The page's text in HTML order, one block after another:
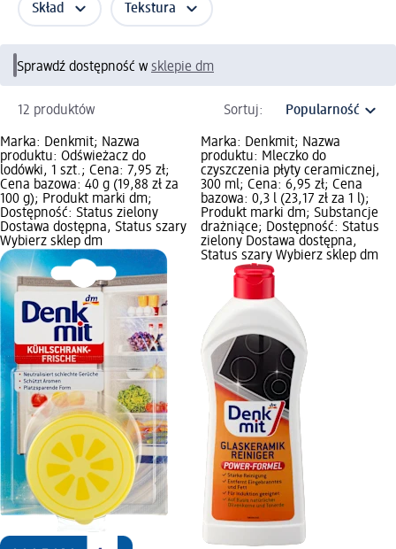
Skład Tekstura
Sprawdź dostępność w sklepie dm
12 produktów Sortuj:
Marka: Denkmit; Nazwa
produktu: Odświeżacz do
lodówki, 1 szt.; Cena: 7,95 zł;
Cena bazowa: 40 g (19,88 zł za
100 g); Produkt marki dm;
Dostępność: Status zielony
Dostawa dostępna, Status szary
Wybierz sklep dm
Marka: Denkmit; Nazwa
produktu: Mleczko do
czyszczenia płyty ceramicznej,
300 ml; Cena: 6,95 zł; Cena
bazowa: 0,3 l (23,17 zł za 1 l);
Produkt marki dm; Substancje
drażniące; Dostępność: Status
zielony Dostawa dostępna,
Status szary Wybierz sklep dm